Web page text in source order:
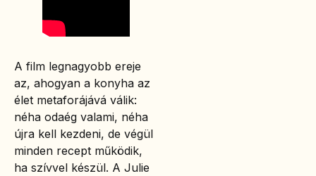
A film legnagyobb ereje
az, ahogyan a konyha az
élet metaforájává válik:
néha odaég valami, néha
újra kell kezdeni, de végül
minden recept működik,
ha szívvel készül. A Julie